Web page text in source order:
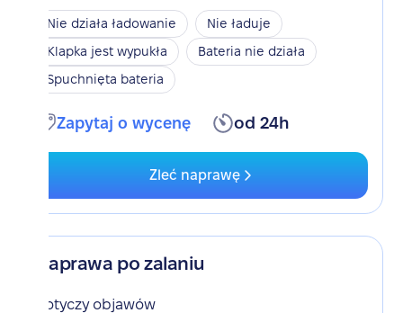
Nie działa ładowanie
Nie ładuje
Klapka jest wypukła
Bateria nie działa
Spuchnięta bateria
Zapytaj o wycenę od 24h
Zleć naprawę
Naprawa po zalaniu
Dotyczy objawów